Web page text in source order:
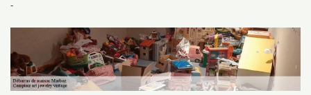
-